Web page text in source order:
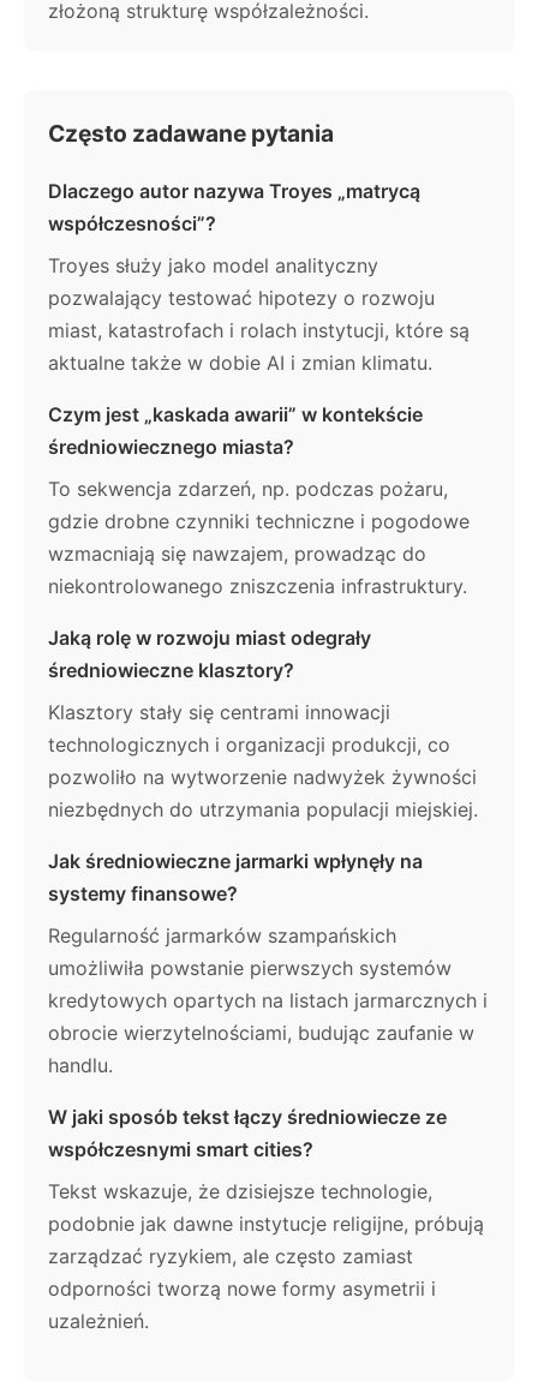
złożoną strukturę współzależności.
Często zadawane pytania
Dlaczego autor nazywa Troyes „matrycą
współczesności”?
Troyes służy jako model analityczny
pozwalający testować hipotezy o rozwoju
miast, katastrofach i rolach instytucji, które są
aktualne także w dobie AI i zmian klimatu.
Czym jest „kaskada awarii” w kontekście
średniowiecznego miasta?
To sekwencja zdarzeń, np. podczas pożaru,
gdzie drobne czynniki techniczne i pogodowe
wzmacniają się nawzajem, prowadząc do
niekontrolowanego zniszczenia infrastruktury.
Jaką rolę w rozwoju miast odegrały
średniowieczne klasztory?
Klasztory stały się centrami innowacji
technologicznych i organizacji produkcji, co
pozwoliło na wytworzenie nadwyżek żywności
niezbędnych do utrzymania populacji miejskiej.
Jak średniowieczne jarmarki wpłynęły na
systemy finansowe?
Regularność jarmarków szampańskich
umożliwiła powstanie pierwszych systemów
kredytowych opartych na listach jarmarcznych i
obrocie wierzytelnościami, budując zaufanie w
handlu.
W jaki sposób tekst łączy średniowiecze ze
współczesnymi smart cities?
Tekst wskazuje, że dzisiejsze technologie,
podobnie jak dawne instytucje religijne, próbują
zarządzać ryzykiem, ale często zamiast
odporności tworzą nowe formy asymetrii i
uzależnień.